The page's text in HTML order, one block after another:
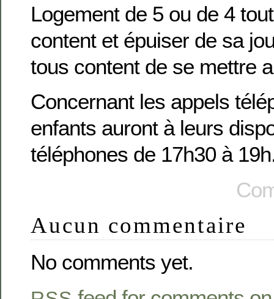
Logement de 5 ou de 4
content et épuiser de sa
tous content de se mettre
Concernant les appels
enfants auront à leurs
téléphones de 17h30 à
Aucun commentaire
No comments yet.